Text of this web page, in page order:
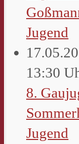
Jugend
13:30
8.
Jugend